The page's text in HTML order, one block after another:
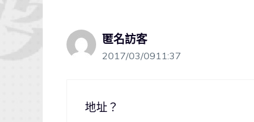
匿名訪客
2017/03/0911:37
地址？